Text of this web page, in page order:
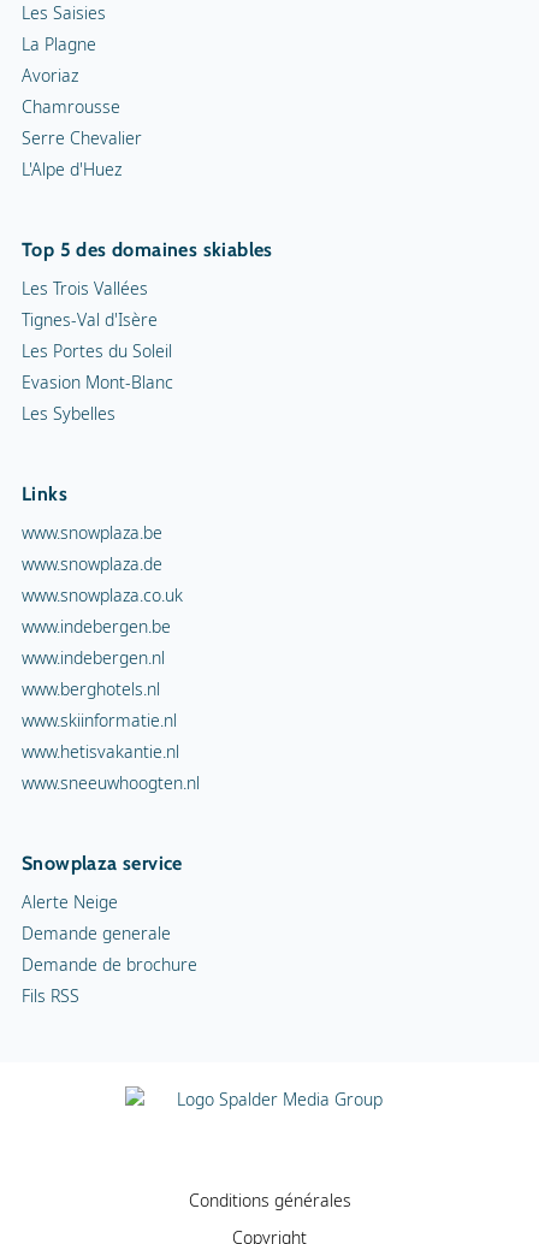
Les Saisies
La Plagne
Avoriaz
Chamrousse
Serre Chevalier
L'Alpe d'Huez
Top 5 des domaines skiables
Les Trois Vallées
Tignes-Val d'Isère
Les Portes du Soleil
Evasion Mont-Blanc
Les Sybelles
Links
www.snowplaza.be
www.snowplaza.de
www.snowplaza.co.uk
www.indebergen.be
www.indebergen.nl
www.berghotels.nl
www.skiinformatie.nl
www.hetisvakantie.nl
www.sneeuwhoogten.nl
Snowplaza service
Alerte Neige
Demande generale
Demande de brochure
Fils RSS
Conditions générales
Copyright